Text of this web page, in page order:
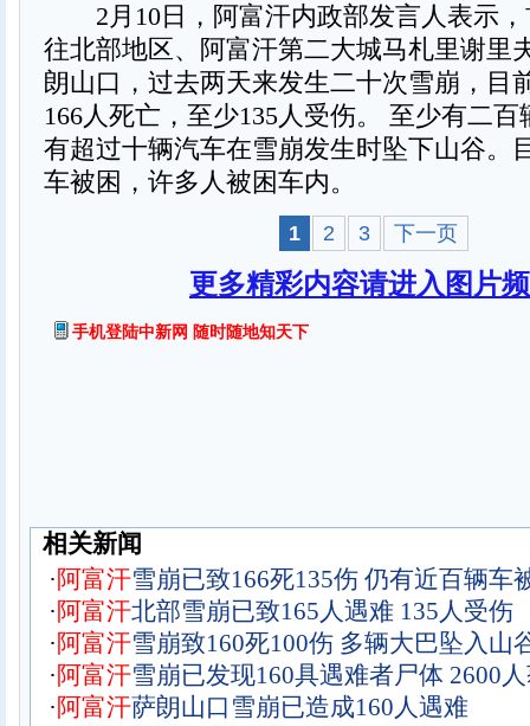
2月10日，阿富汗内政部发言人表示，
往北部地区、阿富汗第二大城马札里谢里
朗山口，过去两天来发生二十次雪崩，目
166人死亡，至少135人受伤。 至少有二
有超过十辆汽车在雪崩发生时坠下山谷。
车被困，许多人被困车内。
1 2 3 下一页
更多精彩内容请进入图片
手机登陆中新网 随时随地知天下
相关新闻
·阿富汗雪崩已致166死135伤 仍有近百辆车
·阿富汗北部雪崩已致165人遇难 135人受伤
·阿富汗雪崩致160死100伤 多辆大巴坠入山
·阿富汗雪崩已发现160具遇难者尸体 2600
·阿富汗萨朗山口雪崩已造成160人遇难